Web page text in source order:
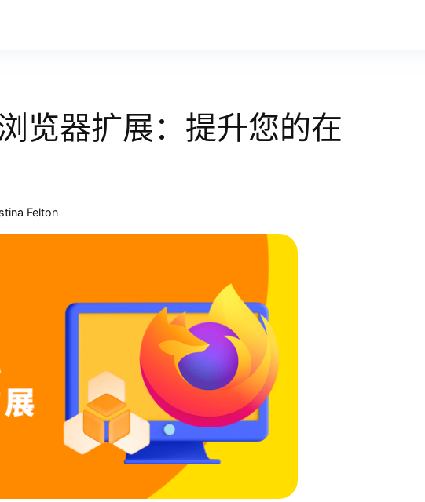
览器扩展：提升您的在
Felton